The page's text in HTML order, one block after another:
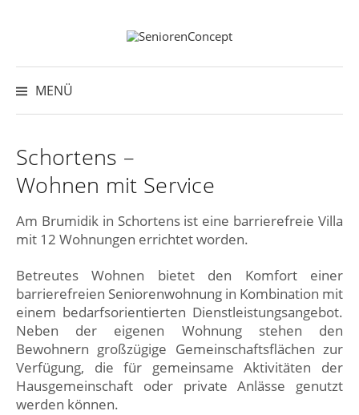
MENÜ
Suchen
Schortens –
Wohnen mit Service
Am Brumidik in Schortens ist eine barrierefreie Villa
mit 12 Wohnungen errichtet worden.
Betreutes Wohnen bietet den Komfort einer
barrierefreien Seniorenwohnung in Kombination mit
einem bedarfsorientierten Dienstleistungsangebot.
Neben der eigenen Wohnung stehen den
Bewohnern großzügige Gemeinschaftsflächen zur
Verfügung, die für gemeinsame Aktivitäten der
Hausgemeinschaft oder private Anlässe genutzt
werden können.